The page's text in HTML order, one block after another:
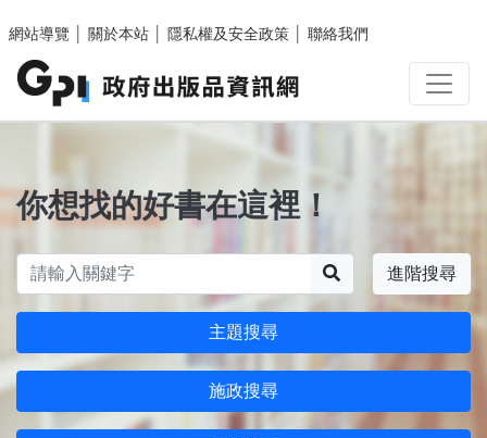
網站導覽
關於本站 隱私權及安全政策 聯絡我們
你想找的好書在這裡！
進階搜尋
主題搜尋
施政搜尋